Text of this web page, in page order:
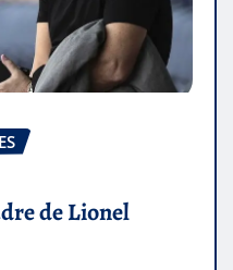
de Lionel